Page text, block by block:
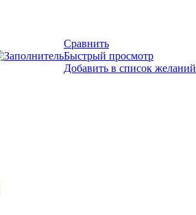
Сравнить
Быстрый просмотр
Добавить в список желаний